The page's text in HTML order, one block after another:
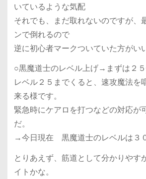
いているような気配
それでも、まだ取れないのですが、
ンで倒れるので
逆に初心者マークついていた方がい
○黒魔道士のレベル上げ→まずは２
レベル２５までくると、速攻魔法を
来る様です。
緊急時にケアロを打つなどの対応が
だ。
→今日現在 黒魔道士のレベルは３０
とりあえず、筋道として分かりやす
イトかな。